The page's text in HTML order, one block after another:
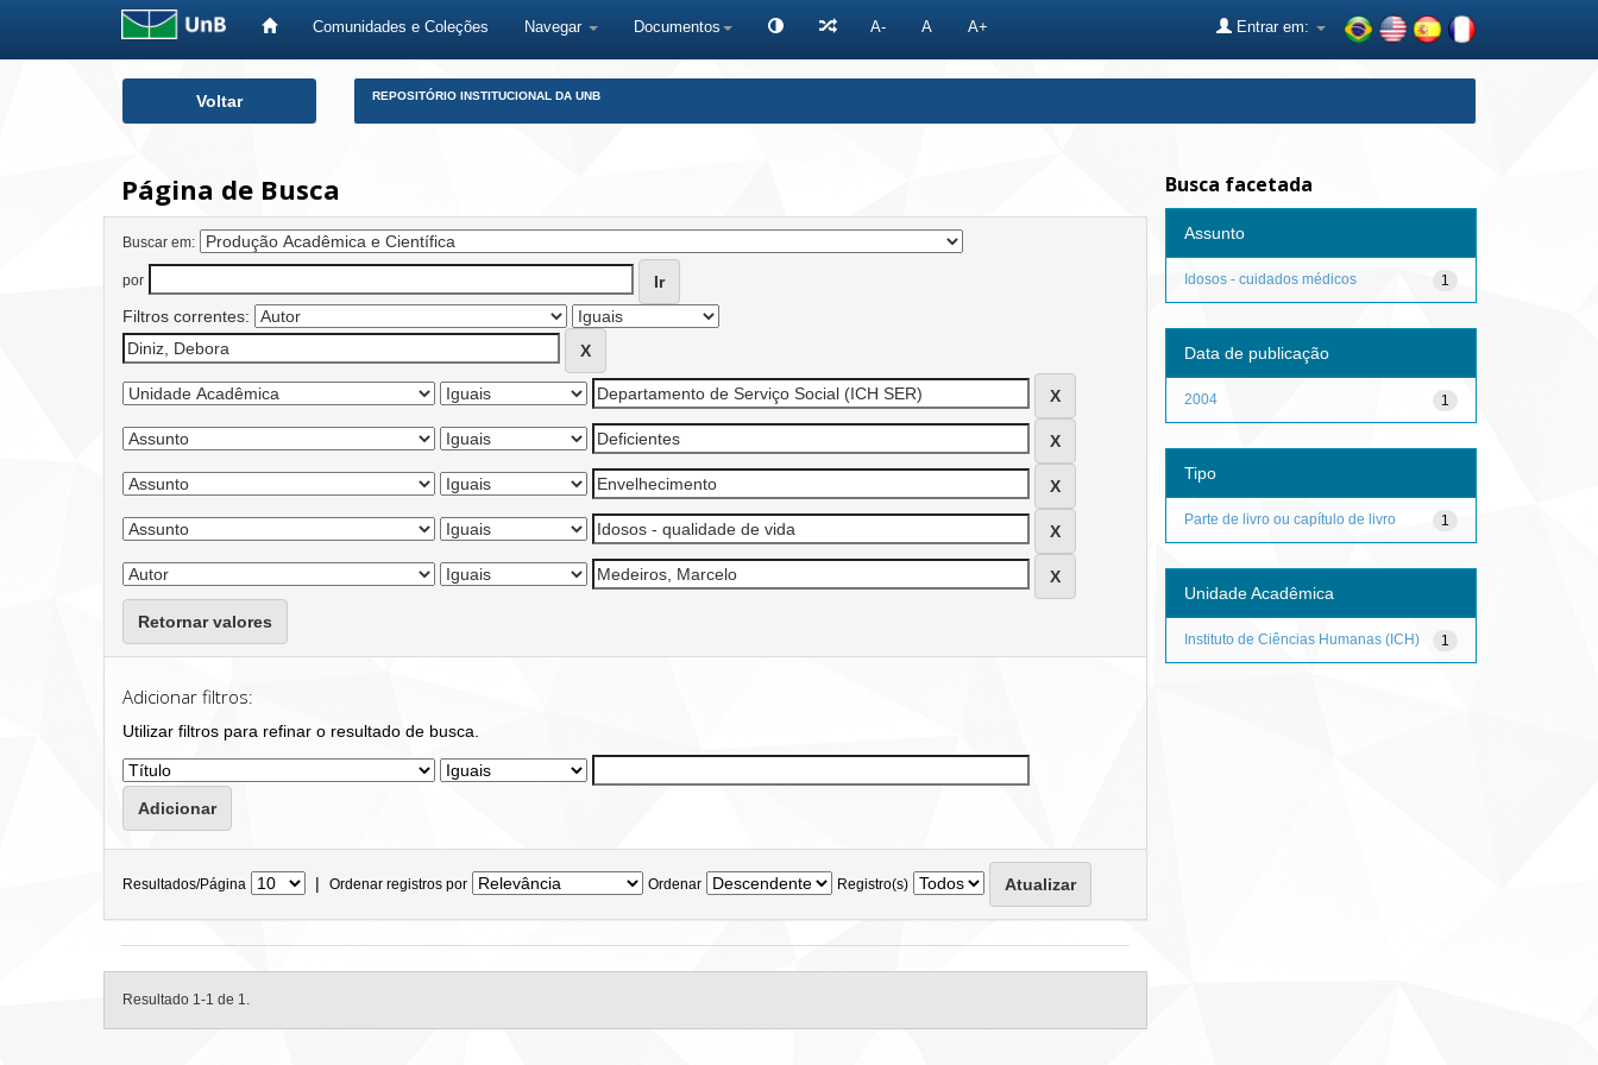
Comunidades e Coleções Navegar Documentos A- A A+ Entrar em:
Voltar REPOSITÓRIO INSTITUCIONAL DA UNB
Página de Busca
Buscar em:
por
Filtros correntes:
Retornar valores
Adicionar filtros:
Utilizar filtros para refinar o resultado de busca.
Resultados/Página | Ordenar registros por Ordenar Registro(s)
Resultado 1-1 de 1.
Busca facetada
Assunto
1
Idosos - cuidados médicos
Data de publicação
1
2004
Tipo
1
Parte de livro ou capítulo de livro
Unidade Acadêmica
1
Instituto de Ciências Humanas (ICH)